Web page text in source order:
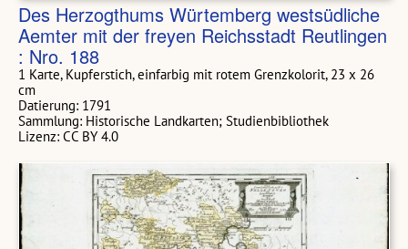
Des Herzogthums Würtemberg westsüdliche
Aemter mit der freyen Reichsstadt Reutlingen
: Nro. 188
1 Karte, Kupferstich, einfarbig mit rotem Grenzkolorit, 23 x 26
cm
Datierung: 1791
Sammlung: Historische Landkarten; Studienbibliothek
Lizenz: CC BY 4.0